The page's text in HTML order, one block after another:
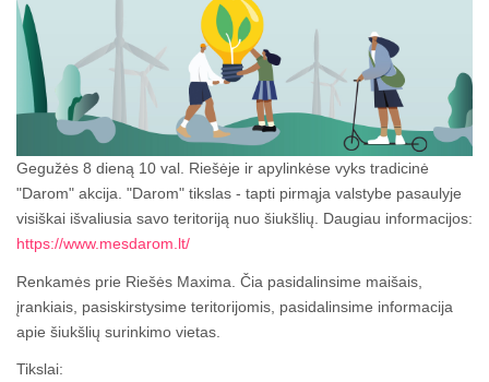
Gegužės 8 dieną 10 val. Riešėje ir apylinkėse vyks tradicinė
"Darom" akcija. "Darom" tikslas - tapti pirmąja valstybe pasaulyje
visiškai išvaliusia savo teritoriją nuo šiukšlių. Daugiau informacijos:
https://www.mesdarom.lt/
Renkamės prie Riešės Maxima. Čia pasidalinsime maišais,
įrankiais, pasiskirstysime teritorijomis, pasidalinsime informacija
apie šiukšlių surinkimo vietas.
Tikslai: